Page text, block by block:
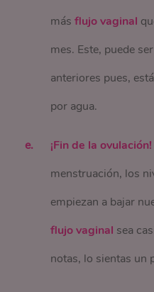
másflujo vaginal
mes. Este, puede
anteriores pues,
por agua.
¡Fin de la ovulación!
menstruación, los
empiezan a bajar
flujo vaginal sea
notas, lo sientas un